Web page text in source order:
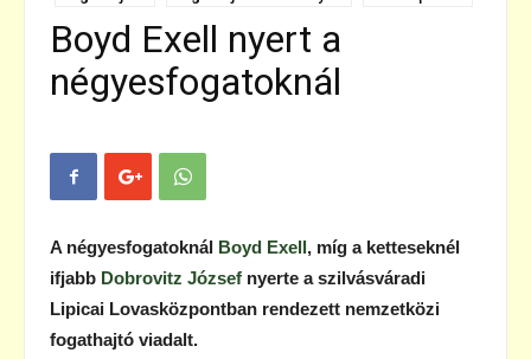
Boyd Exell nyert a
négyesfogatoknál
A négyesfogatoknál Boyd Exell, míg a ketteseknél
ifjabb Dobrovitz József nyerte a szilvásváradi
Lipicai Lovasközpontban rendezett nemzetközi
fogathajtó viadalt.